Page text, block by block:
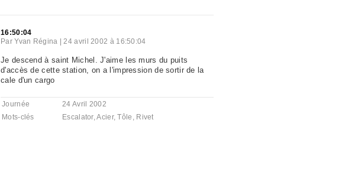
16:50:04
ParYvan Régina |24 avril 2002 à 16:50:04
Je descend à saint Michel. J'aime les murs du puits
d'accès de cette station, on a l'impression de sortir de la
cale d'un cargo
Journée
24 Avril 2002
Mots-clés
Escalator,Acier,Tôle , Rivet